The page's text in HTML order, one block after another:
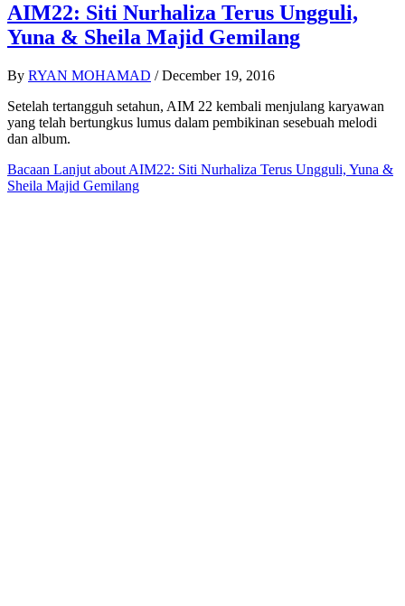
AIM22: Siti Nurhaliza Terus Ungguli,
Yuna & Sheila Majid Gemilang
By RYAN MOHAMAD / December 19, 2016
Setelah tertangguh setahun, AIM 22 kembali menjulang karyawan
yang telah bertungkus lumus dalam pembikinan sesebuah melodi
dan album.
Bacaan Lanjut about AIM22: Siti Nurhaliza Terus Ungguli, Yuna &
Sheila Majid Gemilang